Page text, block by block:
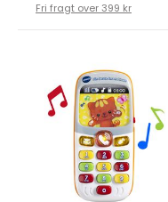
Fri fragt over 399 kr